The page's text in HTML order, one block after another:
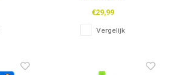
€29,99
Vergelijk